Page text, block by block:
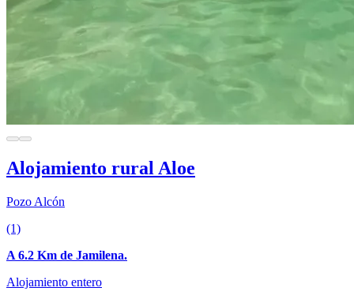
Alojamiento rural Aloe
Pozo Alcón
(1)
A 6.2 Km de Jamilena.
Alojamiento entero